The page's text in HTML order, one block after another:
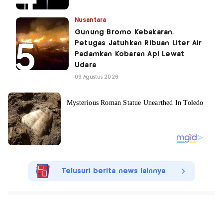
Nusantara
Gunung Bromo Kebakaran,
Petugas Jatuhkan Ribuan Liter Air
Padamkan Kobaran Api Lewat
Udara
09 Agustus 2026
Telusuri berita news lainnya